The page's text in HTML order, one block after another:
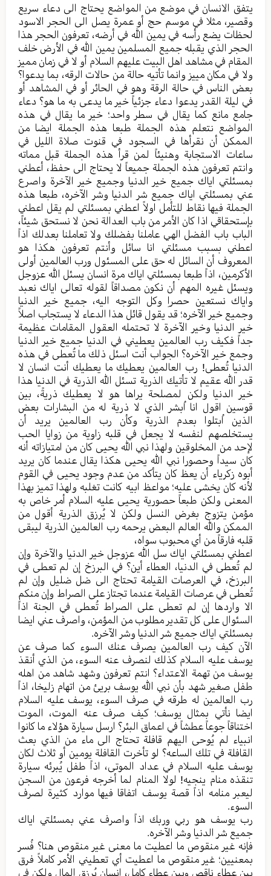
یتفق الانسان في موضع من المواضع یحتاج الی دعاء سریع
وقصیر، مثلا في موسم حج أو عمرة یصل الی الحجر الاسود
لحظات یضع رأسه في یمین الله في أرضه، تعرفون الحجر هذا
الحجر الذي یقبله جمیع المسلمین یمین الله في الأرض خلف
المقام في مشاهد اهل البیت علیهم السلام أو لا في زمان ممیز
ولا في مکان مییز وانما تأتيه حالة من حالات الرقه، بما یدعوا؟
بعض الناس في حالة الرقة وهو في الحائر أو في المشاهد أو
في لیلة القدر یدعوا دعاء جزئیاً خیر ما یدعی به ما هو؟ دعاء
جامع مانع کما یقال في سطر واحد؛ خیر ما یقال في هذه
المواضع نتعلم هذه الجملة طبعا هذه الجملة ایضا من
الممکن أن نقرأها في السجود في قنوت صلاة اللیل في
ساعات الاستجابة وهنیئاً لمن قرأ هذه الجملة قبل مماته
وانتم تعرفون هذه الجملة جمیعاً لا یحتاج الی حفظ، أعطني
بمسئلتي ایاك جمیع خیر الدنیا وجمیع خیر الآخرة واصرع
عني بمسئلتي ایاك جمیع شر الدنیا وشر الآخره، طبعا هذه
الجملة فیها نقاط للتأمل اولاً اعطني بمسئلتي لم یقل اعطني
بإستحقاقي اذا کان الأمر من باب العدالة نحن لا نستحق شیئاً،
الباب باب الفضل الهي عاملنا بفضلك ولا تعاملنا بعدلك اذاً
اعطني بسبب مسئلتي انا سائل وأنتم تعرفون هکذا هو
المعروف أن السائل له حق علی المسئول ورب العالمین أولی
الأکرمین، اذاً طبعا بمسئلتي ایاك مرة انسان یسئل الله عزوجل
ویسئل غیره المهم أن نکون مصداقاً لقوله تعالی ایاك نعبد
وایاك نستعین حصراِ وکل التوجه الیه، جمیع خیر الدنیا
وجمیع خیر الآخره؛ قد یقول قائل هذا الدعاء لا یستجاب اصلاً
خیر الدنیا وخیر الآخرة لا تحتمله العقول المقامات عظیمة
جداً فکیف رب العالمین یعطیني في الدنیا جمیع خیر الدنیا
وجمع خیر الآخره؟ الجواب أنت اسئل ذلك ما تُعطی في هذه
الدنیا تُعطی! رب العالمین یعطیك ما یعطیك أنت انسان لا
قدر الله عقیم لا تأتيك الذریة تسئل الله الذریة في الدنیا هذا
خیر الدنیا ولکن لمصلحة یراها هو لا یعطیك ذریةً، بین
قوسین اقول انا اُبشر الذي لا ذریة له من البشارات بعض
الذین اُبتلوا بعدم الذریة وکأن رب العالمین یرید أن
یستخلصهم لنفسه لا یجعل في قلبه زاویة من زوایا الحب
لإحد من المخلوقین ولهذا نبي الله یحیی کان من امتیازاته أنه
کان سیداً وحصورا نبي الله یحیی هکذا یقال عندما کان یرید
أبوه زکریاء أن یعظ کان یتأکد من عدم وجود یحیی في القوم
لأنه کان یخشی علیه؛ مواعظ ابیه کانت تغلبه ولهذا تمیز بهذا
المعنی ولکن طبعاً حصوریة یحیی علیه السلام أمر خاص به
مؤمن یتزوج بغرض النسل ولکن لا یُرزق الذریة أقول من
الممکن والله العالم البعض یرحمه رب العالمین الذریة لیبقی
قلبه فارقاً من أي محبوب سواه،
اعطني بمسئلتي ایاك سل الله عزوجل خیر الدنیا والآخرة وإن
لم تُعطی في الدنیا، العطاء أين؟ في البرزخ إن لم تعطی في
البرزخ، في العرصات القیامة تحتاج الی ضل ضلیل وإن لم
تُعطی في عرصات القیامة عندما تجتاز علی الصراط وإن منکم
الا واردها إن لم تعطی علی الصراط تُعطی في الجنة اذاً
السئوال علی کل تقدیر مطلوب من المؤمن، واصرف عني ایضا
بمسئلتي ایاك جمیع شر الدنیا وشر الآخره.
الآن کیف رب العالمین یصرف عنك السوء کما صرف عن
یوسف علیه السلام کذلك لنصرف عنه السوء، من الذي أنقذ
یوسف من تهمة الاعتداء؟ انتم تعرفون وشهد شاهد من اهله
طفل صغیر شهد بأن نبي الله یوسف بريئ من اتهام زلیخا، اذاً
رب العالمین له طرقه في صرف السوء، یوسف علیه السلام
ایضا نأتي بمثال یوسف؛ کیف صرف عنه الموت، الموت
اختناقاً جوعاً عطشاً في اعماق البئر؟ ارسل سیارة هؤلاء ما کانوا
انبیاء لم یُوحی الیهم قافلة تحتاج الی ماء من الذي بعث
القافلة في تلك الساعه؟ لو تأخرت القافلة یومین أو ثلاث لکان
یوسف علیه السلام في عداد الموتی، اذاً طفل یُبرئه سیارة
تنقذه منام ینجیه! لولا المنام لما أخرجه فرعون من السجن
لیعبر منامه اذاً قصة یوسف اتفاقا فیها موارد کثیرة لصرف
السوء.
رب یوسف هو ربي وربك اذاً واصرف عني بمسئلتي ایاك
جمیع شر الدنیا وشر الآخره.
فإنه غیر منقوص ما اعطیت ما معنی غیر منقوص هنا؟ فُسر
بمعنیین؛ غیر منقوص ما اعطیت أي تعطيني الأمر کاملاً فرق
بین عطاء ناقص وبین عطاء کامل، انسان یُرزق المال ولکن في